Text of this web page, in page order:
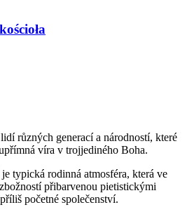
různých generací a národností, které
víra v trojjediného Boha.
typická rodinná atmosféra, která ve
přibarvenou pietistickými
početné společenství.